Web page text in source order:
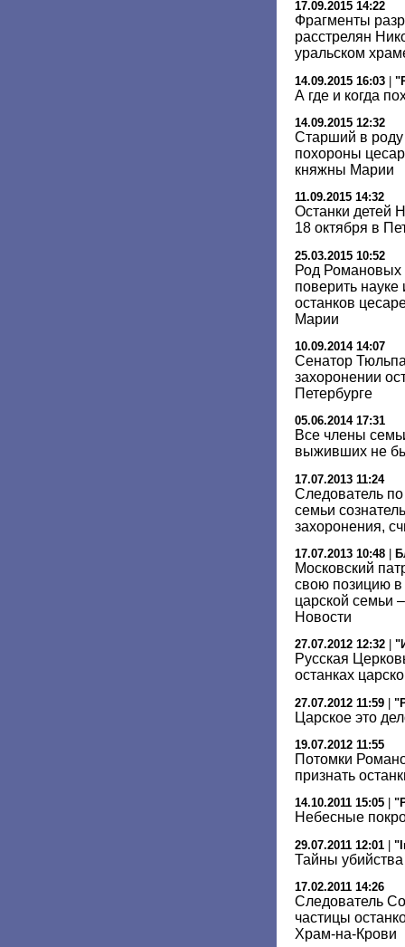
17.09.2015 14:22
Фрагменты
расстрелян
уральском
14.09.2015 16:03 |
А где и когда
14.09.2015 12:32
Старший в
похороны
княжны Марии
11.09.2015 14:32
Останки детей
18 октября в
25.03.2015 10:52
Род Романовых
поверить науке
останков
Марии
10.09.2014 14:07
Сенатор
захоронении
Петербурге
05.06.2014 17:31
Все члены
выживших не
17.07.2013 11:24
Следователь
семьи
захоронения,
17.07.2013 10:48
Московский
свою позицию в
царской семьи
Новости
27.07.2012 12:32
Русская
останках
27.07.2012 11:59 |
Царское это
19.07.2012 11:55
Потомки
признать
14.10.2011 15:05
Небесные
29.07.2011 12:01 |
Тайны
17.02.2011 14:26
Следователь
частицы
Храм-на-Крови